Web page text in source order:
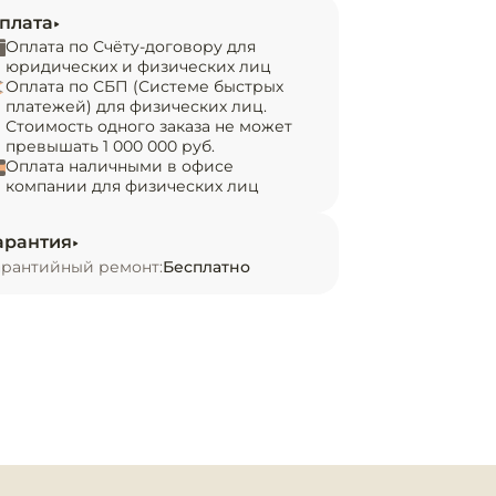
Оплата по Счёту-договору для
юридических и физических лиц
Оплата по СБП (Системе быстрых
платежей) для физических лиц.
Стоимость одного заказа не может
превышать 1 000 000 руб.
Оплата наличными в офисе
компании для физических лиц
ремонт:Бесплатно